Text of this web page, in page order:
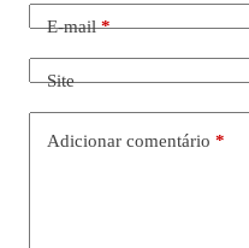
E-mail*
Site
Adicionar comentário *